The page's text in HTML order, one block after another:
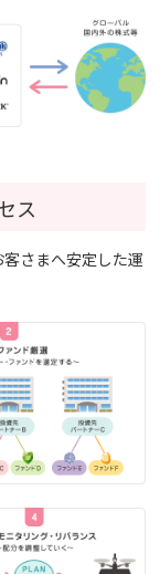
ス
さまへ安定した運